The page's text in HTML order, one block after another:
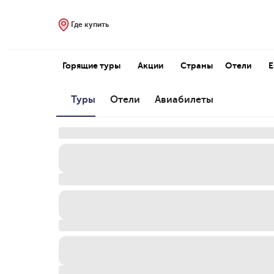
Где купить
Горящие туры Акции Страны Отели
Туры Отели Авиабилеты